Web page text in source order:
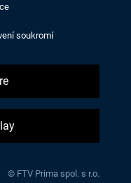
soukromí
© FTV Prima spol. s r.o.